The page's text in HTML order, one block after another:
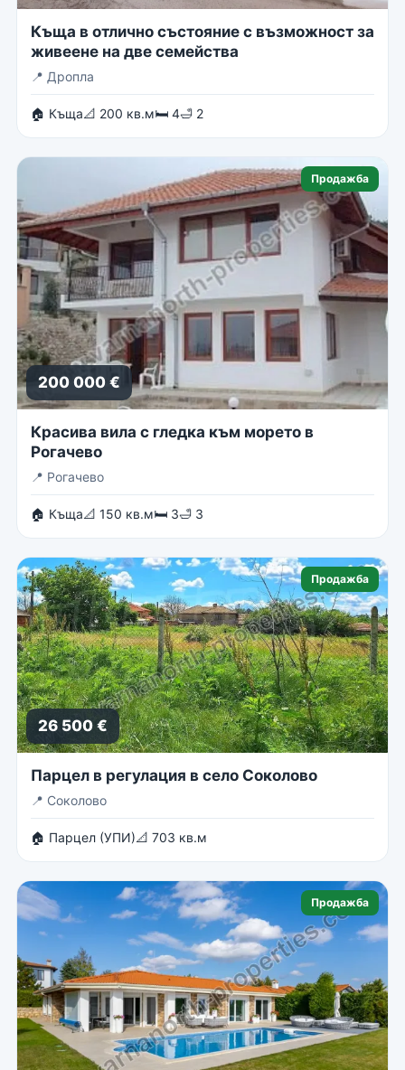
Къща в отлично състояние с възможност за
живеене на две семейства
📍 Дропла
🏠 Къща📐 200 кв.м🛏 4🛁 2
Продажба
200 000 €
Красива вила с гледка към морето в
Рогачево
📍 Рогачево
🏠 Къща📐 150 кв.м🛏 3🛁 3
Продажба
26 500 €
Парцел в регулация в село Соколово
📍 Соколово
🏠 Парцел (УПИ)📐 703 кв.м
Продажба